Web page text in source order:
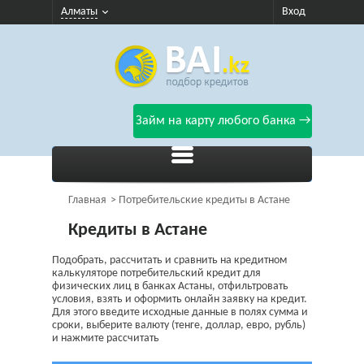
Алматы Вход
Займ на карту любого банка →
Главная Потребительские кредиты в Астане
Кредиты в Астане
Подобрать, рассчитать и сравнить на кредитном
калькуляторе потребительский кредит для
физических лиц в банках Астаны, отфильтровать
условия, взять и оформить онлайн заявку на кредит.
Для этого введите исходные данные в полях сумма и
сроки, выберите валюту (тенге, доллар, евро, рубль)
и нажмите рассчитать